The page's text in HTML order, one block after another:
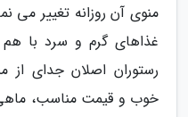
منوی آن روزانه تغییر می
غذاهای گرم و سرد با
رستوران اصلان جدای از
خوب و قیمت مناسب،